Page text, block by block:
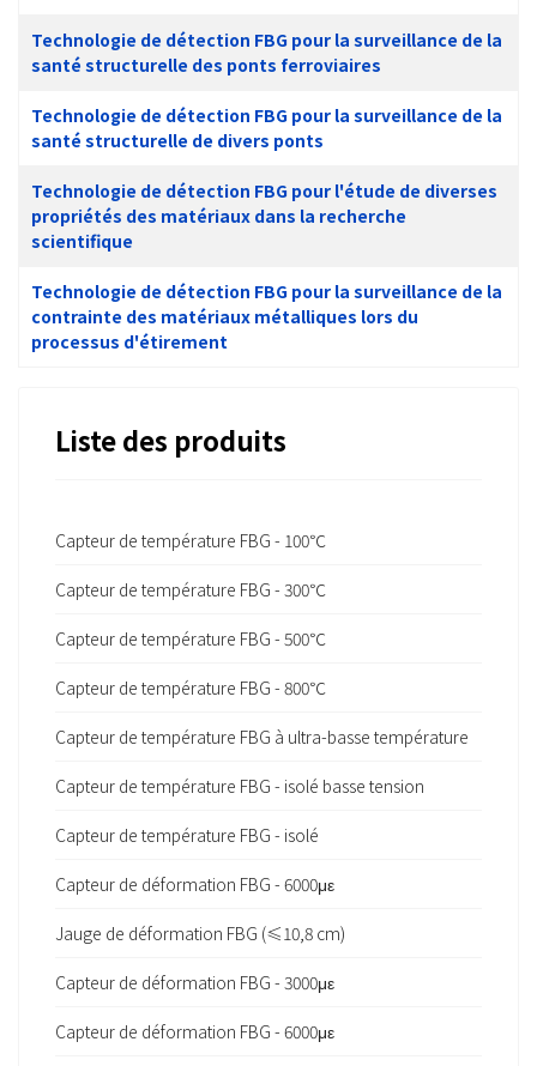
Technologie de détection FBG pour la surveillance de la
santé structurelle des ponts ferroviaires
Technologie de détection FBG pour la surveillance de la
santé structurelle de divers ponts
Technologie de détection FBG pour l'étude de diverses
propriétés des matériaux dans la recherche
scientifique
Technologie de détection FBG pour la surveillance de la
contrainte des matériaux métalliques lors du
processus d'étirement
Liste des produits
Capteur de température FBG - 100℃
Capteur de température FBG - 300℃
Capteur de température FBG - 500℃
Capteur de température FBG - 800℃
Capteur de température FBG à ultra-basse température
Capteur de température FBG - isolé basse tension
Capteur de température FBG - isolé
Capteur de déformation FBG - 6000με
Jauge de déformation FBG (≤10,8 cm)
Capteur de déformation FBG - 3000με
Capteur de déformation FBG - 6000με